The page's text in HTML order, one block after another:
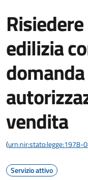
edilizia
vendita
(urn:nir:stato:legge:1978-
Servizio attivo